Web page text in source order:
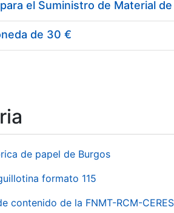
de 30 €
de papel de Burgos
formato 115
contenido de la FNMT-RCM-CERES